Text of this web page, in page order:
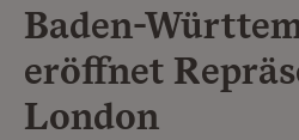
Baden-
eröffnet
London